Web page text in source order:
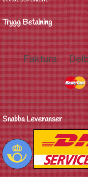
Trygg Betalning
Snabba Leveranser